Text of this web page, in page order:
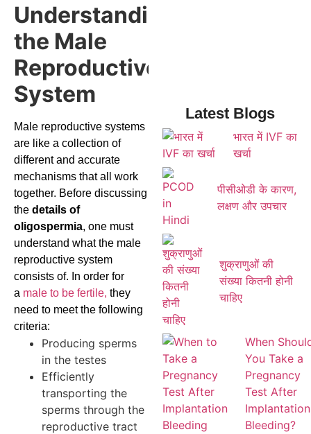
Understanding
the Male
Reproductive
System
Male reproductive systems
are like a collection of
different and accurate
mechanisms that all work
together. Before discussing
the details of
oligospermia, one must
understand what the male
reproductive system
consists of. In order for
a male to be fertile, they
need to meet the following
criteria:
Producing sperms
in the testes
Efficiently
transporting the
sperms through the
reproductive tract
Latest Blogs
भारत में IVF का
खर्चा
पीसीओडी के कारण,
लक्षण और उपचार
शुक्राणुओं की
संख्या कितनी होनी
चाहिए
When
You Take a
Pregnancy
Test After
Implantation
Bleeding?